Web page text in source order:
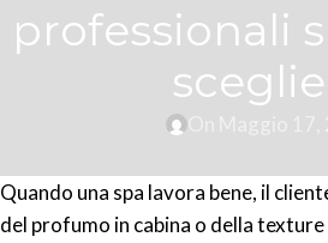
professionali
Quando una spa lavora bene, il
del profumo in cabina o della